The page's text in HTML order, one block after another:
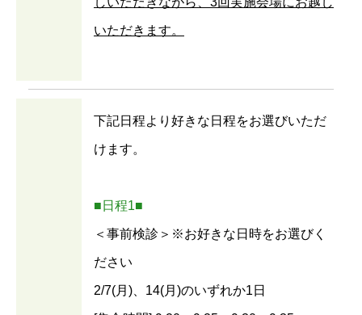
いただきます。
下記日程より好きな日程をお選びいただ
けます。
■日程1■
＜事前検診＞※お好きな日時をお選びく
ださい
2/7(月)、14(月)のいずれか1日